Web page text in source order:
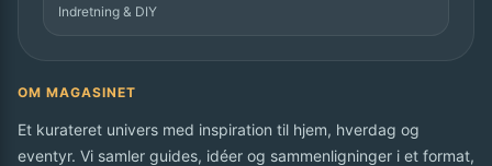
Indretning & DIY
OM MAGASINET
Et kurateret univers med inspiration til hjem, hverdag og
eventyr. Vi samler guides, idéer og sammenligninger i et format,